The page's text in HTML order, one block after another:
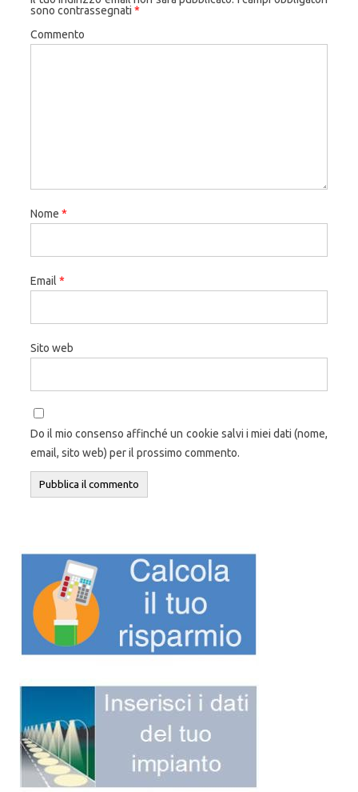
sono contrassegnati *
Commento
Nome *
Email *
Sito web
Do il mio consenso affinché un cookie salvi i miei dati (nome,
email, sito web) per il prossimo commento.